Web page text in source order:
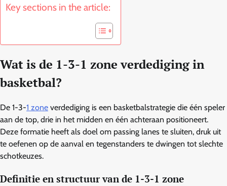
Key sections in the article:
Wat is de 1-3-1 zone verdediging in
basketbal?
De 1-3-1 zone verdediging is een basketbalstrategie die één speler
aan de top, drie in het midden en één achteraan positioneert.
Deze formatie heeft als doel om passing lanes te sluiten, druk uit
te oefenen op de aanval en tegenstanders te dwingen tot slechte
schotkeuzes.
Definitie en structuur van de 1-3-1 zone